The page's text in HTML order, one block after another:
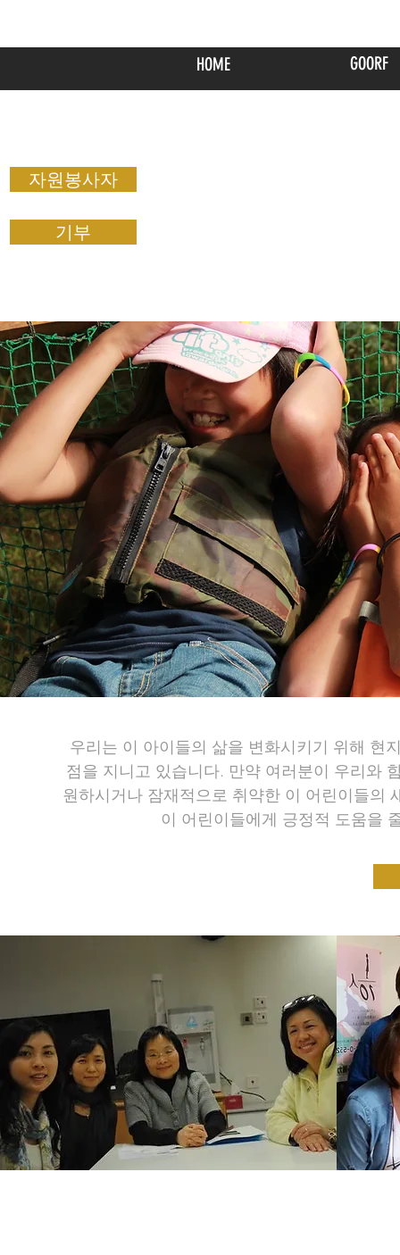
GOORF
HOME
자원봉사자
기부
우리는 이 아이들의 삶을 변화시키기 위해 현
점을 지니고 있습니다. 만약 여러분이 우리와
원하시거나 잠재적으로 취약한 이 어린이들의
이 어린이들에게 긍정적 도움을